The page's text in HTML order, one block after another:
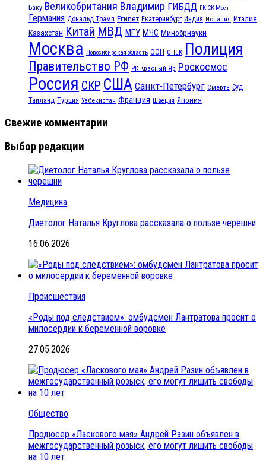
Баку Великобритания Владимир ГИБДД ГК СК Мост
Германия Дональд Трамп Египет Екатеринбург Индия Испания Италия
Казахстан Китай МВД МГУ МЧС Минобрнауки
Москва Новосибирская область ООН ОПЕК Полиция
Правительство РФ РК Красный Яр Роскосмос
Россия СКР США Санкт-Петербург Смерть Суд
Таиланд Турция Узбекистан Франция Швеция Япония
Свежие комментарии
Выбор редакции
Медицина
Диетолог Наталья Круглова рассказала о пользе черешни
16.06.2026
Происшествия
«Роды под следствием»: омбудсмен Лантратова просит о
милосердии к беременной воровке
27.05.2026
Общество
Продюсер «Ласкового мая» Андрей Разин объявлен в
межгосударственный розыск, его могут лишить свободы
на 10 лет